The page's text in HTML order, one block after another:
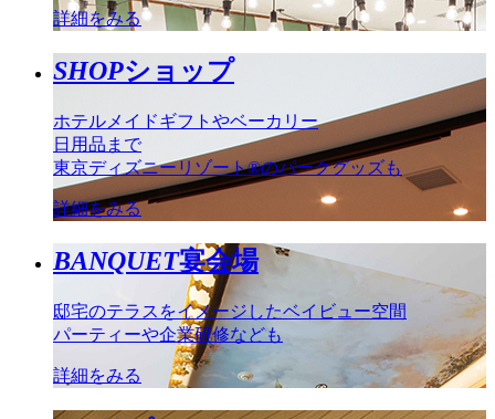
詳細をみる
SHOPショップ
ホテルメイドギフトやベーカリー
日用品まで
東京ディズニーリゾート®のパークグッズも
詳細をみる
BANQUET宴会場
邸宅のテラスをイメージしたベイビュー空間
パーティーや企業研修なども
詳細をみる